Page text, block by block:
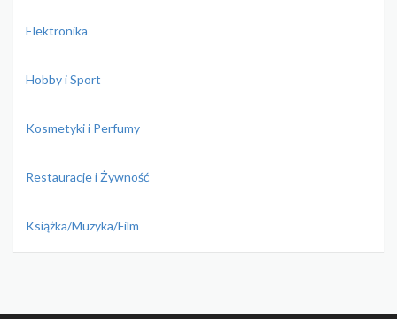
Elektronika
Hobby i Sport
Kosmetyki i Perfumy
Restauracje i Żywność
Książka/Muzyka/Film